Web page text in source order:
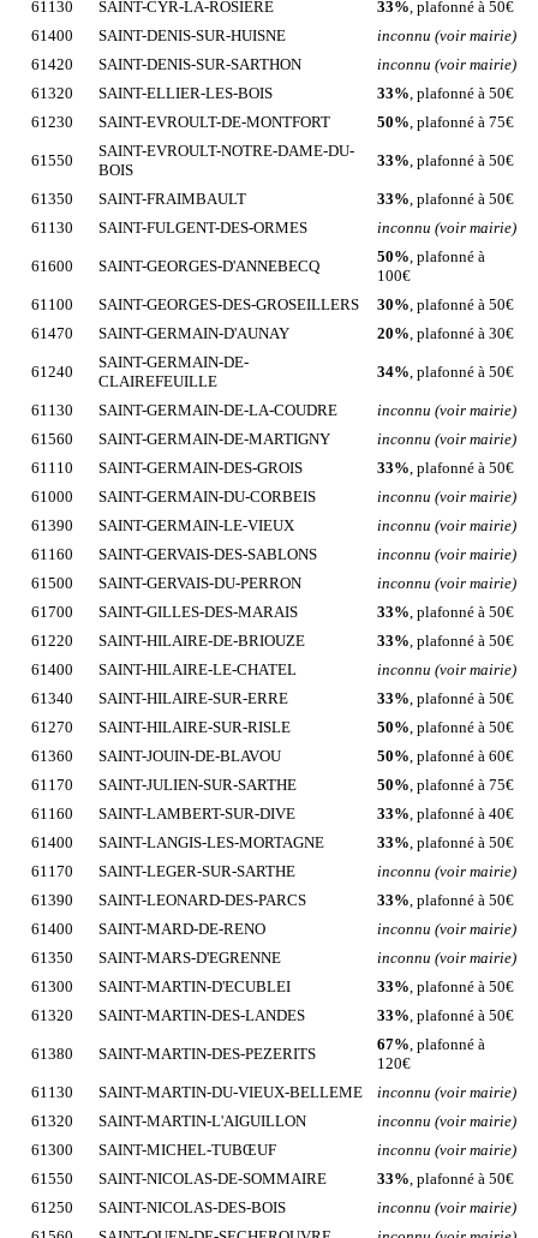
61130 SAINT-CYR-LA-ROSIERE 33% , plafonné à 50€
61400
SAINT-DENIS-SUR-HUISNE
inconnu (voir mairie)
61420
SAINT-DENIS-SUR-SARTHON
inconnu (voir mairie)
61320
SAINT-ELLIER-LES-BOIS 33% , plafonné à 50€
61230
SAINT-EVROULT-DE-MONTFORT 50% , plafonné à 75€
61550
SAINT-EVROULT-NOTRE-DAME-DU-
BOIS
33% , plafonné à 50€
61350 SAINT-FRAIMBAULT 33% , plafonné à 50€
61130
SAINT-FULGENT-DES-ORMES inconnu (voir mairie)
61600 SAINT-GEORGES-D'ANNEBECQ
50% , plafonné à
100€
61100
SAINT-GEORGES-DES-GROSEILLERS 30% , plafonné à 50€
61470
SAINT-GERMAIN-D'AUNAY 20% , plafonné à 30€
61240
SAINT-GERMAIN-DE-
CLAIREFEUILLE
34% , plafonné à 50€
61130 SAINT-GERMAIN-DE-LA-COUDRE
inconnu (voir mairie)
61560
SAINT-GERMAIN-DE-MARTIGNY
inconnu (voir mairie)
61110
SAINT-GERMAIN-DES-GROIS 33% , plafonné à 50€
61000
SAINT-GERMAIN-DU-CORBEIS
inconnu (voir mairie)
61390
SAINT-GERMAIN-LE-VIEUX
inconnu (voir mairie)
61160
SAINT-GERVAIS-DES-SABLONS
inconnu (voir mairie)
61500
SAINT-GERVAIS-DU-PERRON
inconnu (voir mairie)
61700
SAINT-GILLES-DES-MARAIS 33% , plafonné à 50€
61220
SAINT-HILAIRE-DE-BRIOUZE 33% , plafonné à 50€
61400
SAINT-HILAIRE-LE-CHATEL
inconnu (voir mairie)
61340
SAINT-HILAIRE-SUR-ERRE 33% , plafonné à 50€
61270
SAINT-HILAIRE-SUR-RISLE 50% , plafonné à 50€
61360
SAINT-JOUIN-DE-BLAVOU 50% , plafonné à 60€
61170
SAINT-JULIEN-SUR-SARTHE 50% , plafonné à 75€
61160
SAINT-LAMBERT-SUR-DIVE 33% , plafonné à 40€
61400
SAINT-LANGIS-LES-MORTAGNE 33% , plafonné à 50€
61170
SAINT-LEGER-SUR-SARTHE
inconnu (voir mairie)
61390
SAINT-LEONARD-DES-PARCS 33% , plafonné à 50€
61400
SAINT-MARD-DE-RENO
inconnu (voir mairie)
61350
SAINT-MARS-D'EGRENNE
inconnu (voir mairie)
61300
SAINT-MARTIN-D'ECUBLEI 33% , plafonné à 50€
61320
SAINT-MARTIN-DES-LANDES 33% , plafonné à 50€
61380 SAINT-MARTIN-DES-PEZERITS
67% , plafonné à
120€
61130
SAINT-MARTIN-DU-VIEUX-BELLEME
inconnu (voir mairie)
61320
SAINT-MARTIN-L'AIGUILLON
inconnu (voir mairie)
61300
SAINT-MICHEL-TUBŒUF
inconnu (voir mairie)
61550
SAINT-NICOLAS-DE-SOMMAIRE 33% , plafonné à 50€
61250
SAINT-NICOLAS-DES-BOIS
inconnu (voir mairie)